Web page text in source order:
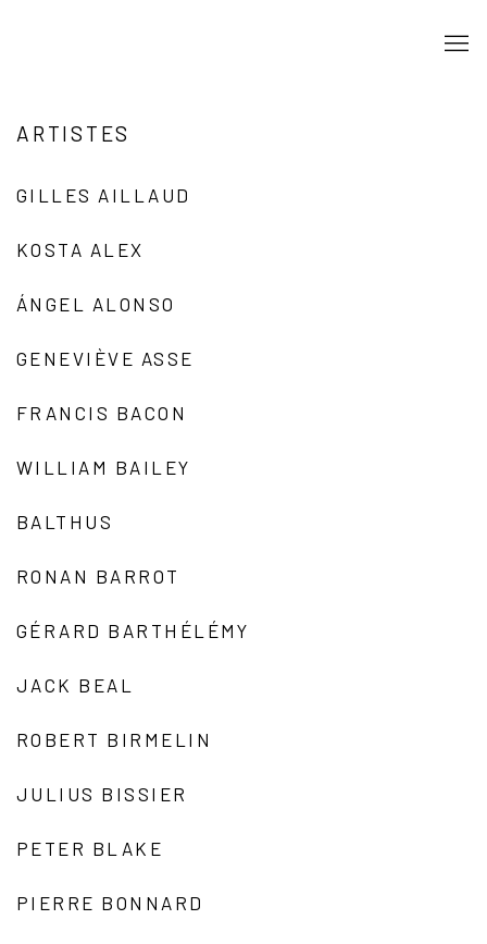
ARTISTES
GILLES AILLAUD
KOSTA ALEX
ÁNGEL ALONSO
GENEVIÈVE ASSE
FRANCIS BACON
WILLIAM BAILEY
BALTHUS
RONAN BARROT
GÉRARD BARTHÉLÉMY
JACK BEAL
ROBERT BIRMELIN
JULIUS BISSIER
PETER BLAKE
PIERRE BONNARD